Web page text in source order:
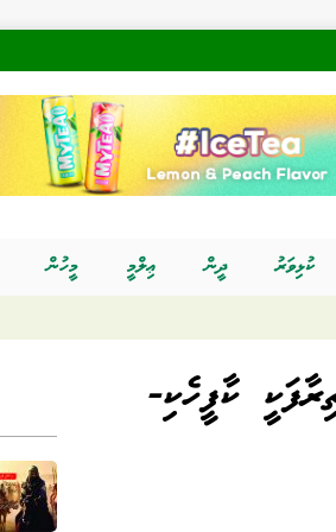
ކުޅިވަރު ދީން ޢިލްމީ މީހުން
ކާފީހެކި-